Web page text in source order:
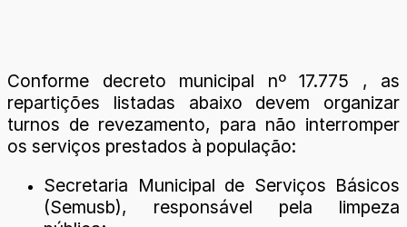
Conforme decreto municipal nº 17.775 , as
repartições listadas abaixo devem organizar
turnos de revezamento, para não interromper
os serviços prestados à população:
Secretaria Municipal de Serviços Básicos
(Semusb), responsável pela limpeza